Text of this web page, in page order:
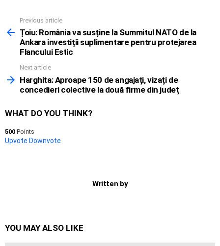
more
Previous article
Țoiu: România va susține la Summitul NATO de la
Ankara investiții suplimentare pentru protejarea
Flancului Estic
Next article
Harghita: Aproape 150 de angajați, vizați de
concedieri colective la două firme din județ
WHAT DO YOU THINK?
500 Points
Upvote Downvote
Written by
YOU MAY ALSO LIKE